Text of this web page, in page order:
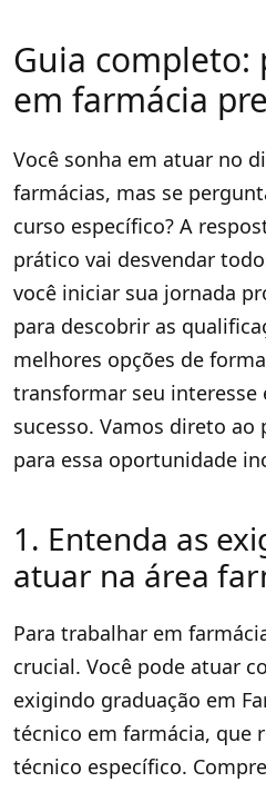
Guia completo:
em farmácia
Você sonha em atuar no
farmácias, mas se
curso específico? A
prático vai desvendar
você iniciar sua jornada
para descobrir as
melhores opções de
transformar seu interesse
sucesso. Vamos direto
para essa oportunidade
1. Entenda as
atuar na área
Para trabalhar em
crucial. Você pode atuar
exigindo graduação em
técnico em farmácia, que
técnico específico.